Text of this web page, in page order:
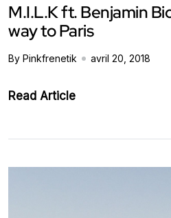
M.I.L.K ft. Benjamin
way to Paris
By Pinkfrenetik avril 20, 2018
Read Article